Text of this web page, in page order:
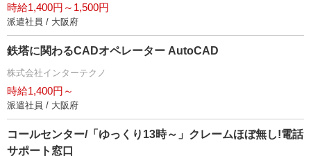
時給1,400円～1,500円
派遣社員 / 大阪府
鉄塔に関わるCADオペレーター AutoCAD
株式会社インターテクノ
時給1,400円～
派遣社員 / 大阪府
コールセンター/「ゆっくり13時～」クレームほぼ無し!電話
サポート窓口